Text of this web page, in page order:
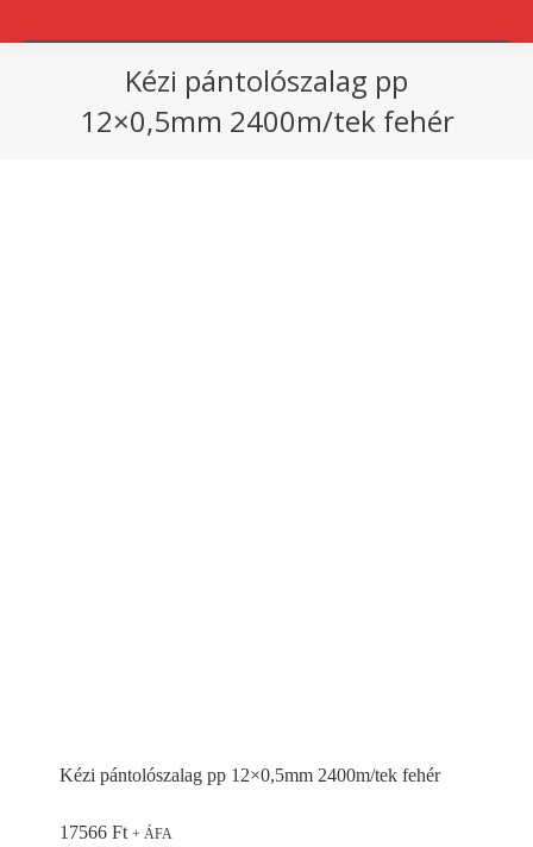
Kézi pántolószalag pp
12×0,5mm 2400m/tek fehér
Kézi pántolószalag pp 12×0,5mm 2400m/tek fehér
17566 Ft + ÁFA